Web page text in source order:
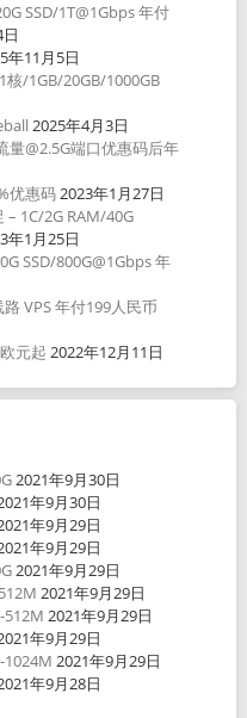
SSD/1T@1Gbps 年付
年11月5日
核/1GB/20GB/1000GB
2025年4月3日
量@2.5G端口优惠码后年
优惠码2023年1月27日
– 1C/2G RAM/40G
年1月25日
SSD/800G@1Gbps 年
VPS 年付199人民币
元起 2022年12月11日
2021年9月30日
年9月30日
年9月29日
年9月29日
2021年9月29日
2021年9月29日
512M 2021年9月29日
年9月29日
1024M 2021年9月29日
年9月28日